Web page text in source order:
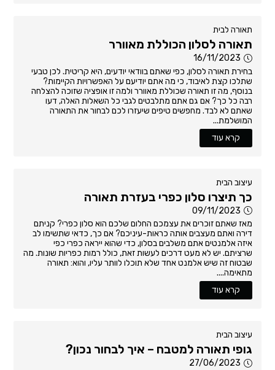
תאורה לבית
תאורה לסלון הכוללת מאוורר
16/11/2023
בחירת תאורה לסלון, כפי שאתם בוודאי יודעים, היא קריטית. לכן טבעי
שתלכו קצת לאיבוד, כי מה אתם יודיעם על האפשרויות הקיימות?
בנוסף, מה זו תאורה שכוללת מאוורר ולמה זו אופציה שזוכה להצלחה
רבה כל כך? אם גם אתם מתלבטים לגבי כל השאלות האלה, דעו
שאתם לא לבד. מחפשים טיפים שיעזרו לכם לבחור את התאורה
המושלמת...
קרא עוד
עיצוב הבית
כך תיצרו סלון כפרי בעזרת תאורה
09/11/2023
מאז שאתם זוכרים את עצמכם החלום שלכם הוא סלון כפרי? קניתם
דירה ואתם מעצבים אותה כראות-עיניכם? אם כך, כדאי שתשימו לב
איזה אלמנטים אתם משלבים בסלון, כדי שהוא ייראה כפרי כפי
שרציתם. יש לא מעט דרכים לעשות זאת, כולל רמות כפריות שונות. מה
שבטוח זה שיש אלמנט אחד שלא תוכלו לוותר עליו, והוא: תאורה
מתאימה....
קרא עוד
עיצוב הבית
גופי תאורה למטבח – איך לבחור נכון?
27/06/2023